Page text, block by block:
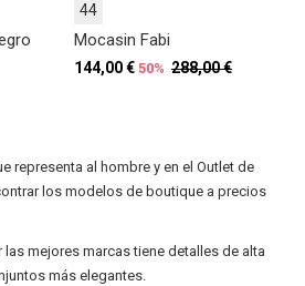
44
Mocasin Fabi
288,00 €
144,00 € 50%
representa al hombre y en el Outlet de
los modelos de boutique a precios
mejores marcas tiene detalles de alta
más elegantes.